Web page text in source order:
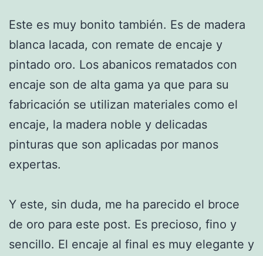
Este es muy bonito también. Es de madera
blanca lacada, con remate de encaje y
pintado oro. Los abanicos rematados con
encaje son de alta gama ya que para su
fabricación se utilizan materiales como el
encaje, la madera noble y delicadas
pinturas que son aplicadas por manos
expertas.
Y este, sin duda, me ha parecido el broce
de oro para este post. Es precioso, fino y
sencillo. El encaje al final es muy elegante y